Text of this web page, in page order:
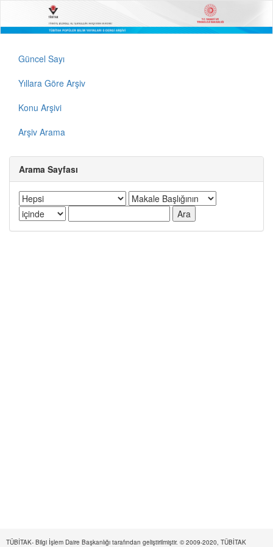
Güncel Sayı
Yıllara Göre Arşiv
Konu Arşivi
Arşiv Arama
Arama Sayfası
TÜBİTAK- Bilgi İşlem Daire Başkanlığı tarafından geliştirilmiştir. © 2009-2020, TÜBİTAK